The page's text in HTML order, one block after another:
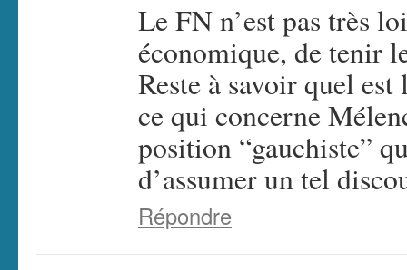
Le FN n’est pas très
économique, de tenir
Reste à savoir quel
ce qui concerne
position “gauchiste”
d’assumer un tel
Répondre